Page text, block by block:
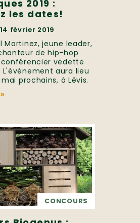
2019 :
les dates!
février 2019
Martinez, jeune leader,
de hip-hop
vedette
L'événement aura lieu
mai prochains, à Lévis.
»
CONCOURS